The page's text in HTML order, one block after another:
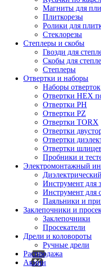
Магниты для
Плиткорезы
Ролики для
Стеклорезы
Степлеры и скобы
Гвозди для
Скобы для
Степлеры
Отвертки и наборы
Наборы отверток
Отвертки HEX
Отвертки PH
Отвертки PZ
Отвертки TORX
Отвертки
Отвертки
Отвертки
Пробники и
Электромонтажный
Инструмент для
Инструмент для
Паяльники и
Заклепочники и
Заклепочники
Просекатели
Дрели и коловороты
Ручные дрели
Распродажа
Акции